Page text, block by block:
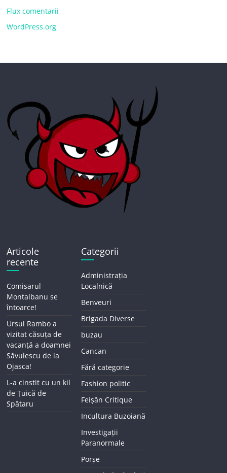
Flux comentarii
WordPress.org
Articole
recente
Comisarul
Montalbanu se
întoarce!
Ursul Rambo a
vizitat căsuța de
vacanță a doamnei
Săvulescu de la
Ojasca!
L-a cinstit cu un kil
de Țuică de
Spătaru
Categorii
Administrația
Localnică
Benveuri
Brigada Diverse
buzau
Cancan
Fără categorie
Fashion politic
Feișăn Critique
Incultura Buzoiană
Investigații
Paranormale
Porșe